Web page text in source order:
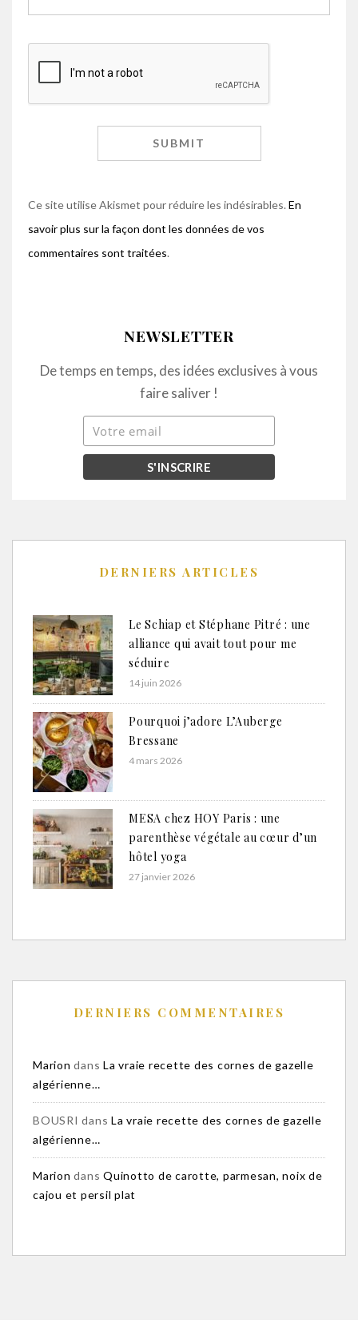
Ce site utilise Akismet pour réduire les indésirables. En
savoir plus sur la façon dont les données de vos
commentaires sont traitées.
NEWSLETTER
De temps en temps, des idées exclusives à vous
faire saliver !
DERNIERS ARTICLES
Le Schiap et Stéphane Pitré : une
alliance qui avait tout pour me
séduire
14 juin 2026
Pourquoi j’adore L’Auberge
Bressane
4 mars 2026
MESA chez HOY Paris : une
parenthèse végétale au cœur d’un
hôtel yoga
27 janvier 2026
DERNIERS COMMENTAIRES
Marion dans La vraie recette des cornes de gazelle
algérienne…
BOUSRI dans La vraie recette des cornes de gazelle
algérienne…
Marion dans Quinotto de carotte, parmesan, noix de
cajou et persil plat